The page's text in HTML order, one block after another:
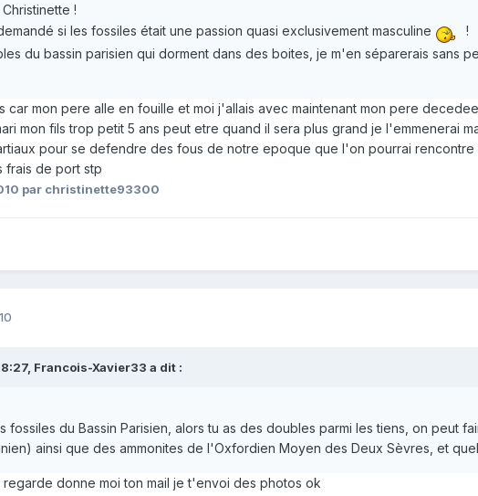
!
si les fossiles était une passion quasi exclusivement masculine
!
du bassin parisien qui dorment dans des boites, je m'en séparerais sans
car mon pere alle en fouille et moi j'allais avec maintenant mon pere
mon fils trop petit 5 ans peut etre quand il sera plus grand je l'emmenerai
pour se defendre des fous de notre epoque que l'on pourrai
frais de port stp
par christinette93300
Francois-Xavier33 a dit :
fossiles du Bassin Parisien, alors tu as des doubles parmi les tiens, on peut
ainsi que des ammonites de l'Oxfordien Moyen des Deux Sèvres, et
donne moi ton mail je t'envoi des photos ok